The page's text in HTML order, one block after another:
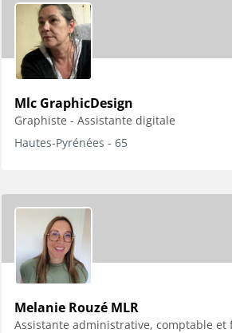
Mlc GraphicDesign
Graphiste - Assistante digitale
Hautes-Pyrénées - 65
Melanie Rouzé MLR
Assistante administrative, comptable et